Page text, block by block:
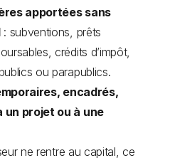
apportées sans
: subventions, prêts
crédits d’impôt,
ou parapublics.
encadrés,
projet ou à une
ne rentre au capital, ce